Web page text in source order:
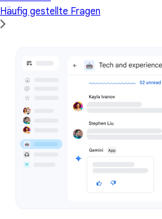
Häufig gestellte Fragen